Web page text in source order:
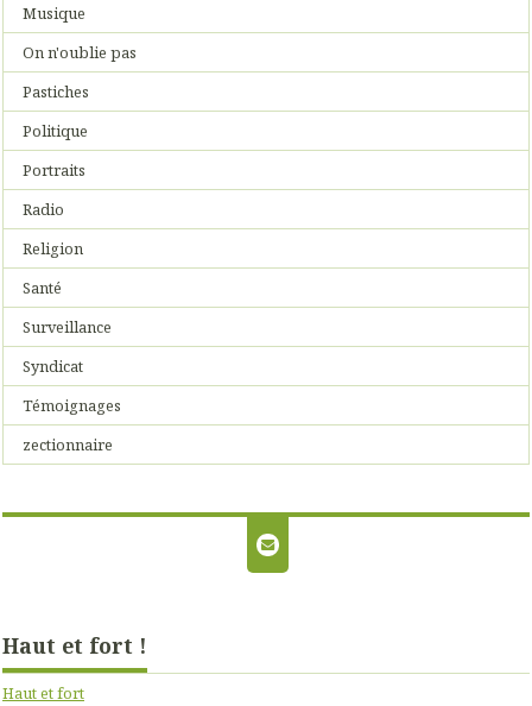
Musique
On n'oublie pas
Pastiches
Politique
Portraits
Radio
Religion
Santé
Surveillance
Syndicat
Témoignages
zectionnaire
Haut et fort !
Haut et fort